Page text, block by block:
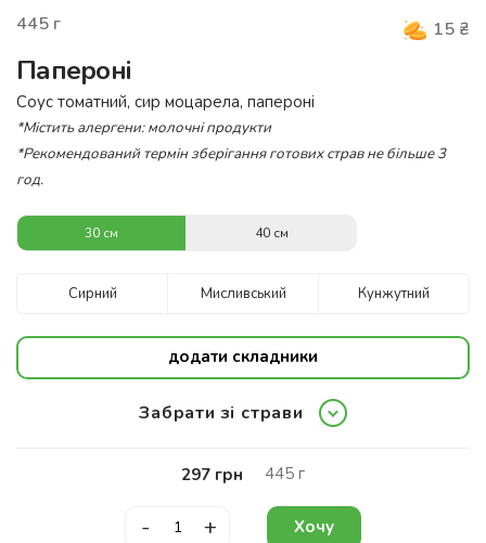
445 г 15 ₴
Папероні
Соус томатний, сир моцарела, папероні
*Містить алергени: молочні продукти
*Рекомендований термін зберігання готових страв не більше 3
год.
30 см 40 см
Сирний Мисливський Кунжутний
додати складники
Забрати зі страви
297 грн 445 г
- + Хочу